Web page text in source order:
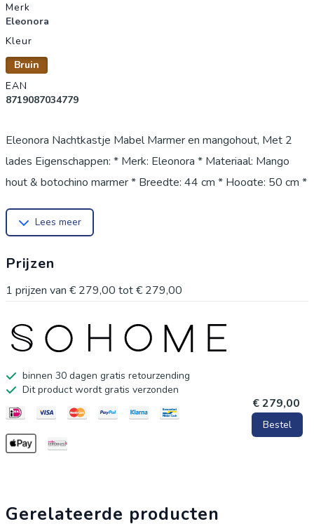
Merk
Eleonora
Kleur
Bruin
EAN
8719087034779
Eleonora Nachtkastje Mabel Marmer en mangohout, Met 2
lades Eigenschappen: * Merk: Eleonora * Materiaal: Mango
hout & botochino marmer * Breedte: 44 cm * Hoogte: 50 cm *
Lees meer
Prijzen
1 prijzen van € 279,00 tot€ 279,00
binnen 30 dagen gratis retourzending
Dit product wordt gratis verzonden
€ 279,00
Bestel
Gerelateerde producten